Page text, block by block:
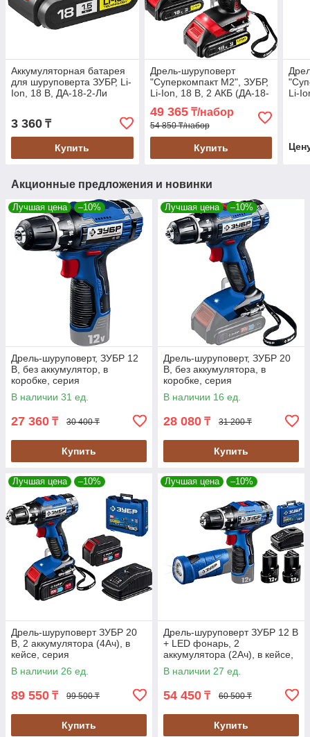
Аккумуляторная батарея
для шуруповерта ЗУБР, Li-
Ion, 18 В, ДА-18-2-Ли
3 360 ₸
Купить
Дрель-шуруповерт
"Суперкомпакт М2", ЗУБР,
Li-Ion, 18 В, 2 АКБ (ДА-18-
2-Ли КНМ2)
49 365₸/набор
54 850 ₸/набор
Купить
Li-
Акционные предложения и новинки
Лучшая цена –10%
Дрель-шуруповерт, ЗУБР 12
В, без аккумулятор, в
коробке, серия
"Профессионал" (DL-121)
В наличии 31 ед.
27 360 ₸ 30 400 ₸
Купить
Лучшая цена –10%
Дрель-шуруповерт, ЗУБР 20
В, без аккумулятора, в
коробке, серия
"Профессионал" (DL-201)
В наличии 16 ед.
28 080 ₸ 31 200 ₸
Купить
Лучшая цена –10%
Дрель-шуруповерт ЗУБР 20
В, 2 аккумулятора (4Ач), в
кейсе, серия
"Профессионал" (DL-201-42)
В наличии 26 ед.
89 550 ₸ 99 500 ₸
Купить
Лучшая цена –10%
Дрель-шуруповерт ЗУБР 12 В
+ LED фонарь, 2
аккумулятора (2Ач), в кейсе,
серия "Профессионал" (DL-
121-22F)
В наличии 27 ед.
54 450 ₸ 60 500 ₸
Купить